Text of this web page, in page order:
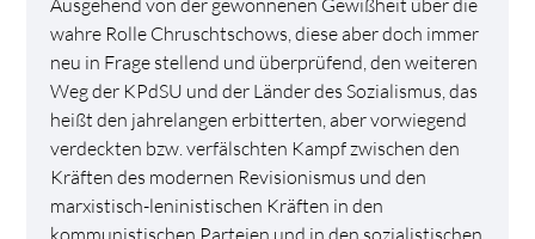
Ausgehend von der gewonnenen Gewißheit über die
wahre Rolle Chruschtschows, diese aber doch immer
neu in Frage stellend und überprüfend, den weiteren
Weg der KPdSU und der Länder des Sozialismus, das
heißt den jahrelangen erbitterten, aber vorwiegend
verdeckten bzw. verfälschten Kampf zwischen den
Kräften des modernen Revisionismus und den
marxistisch-leninistischen Kräften in den